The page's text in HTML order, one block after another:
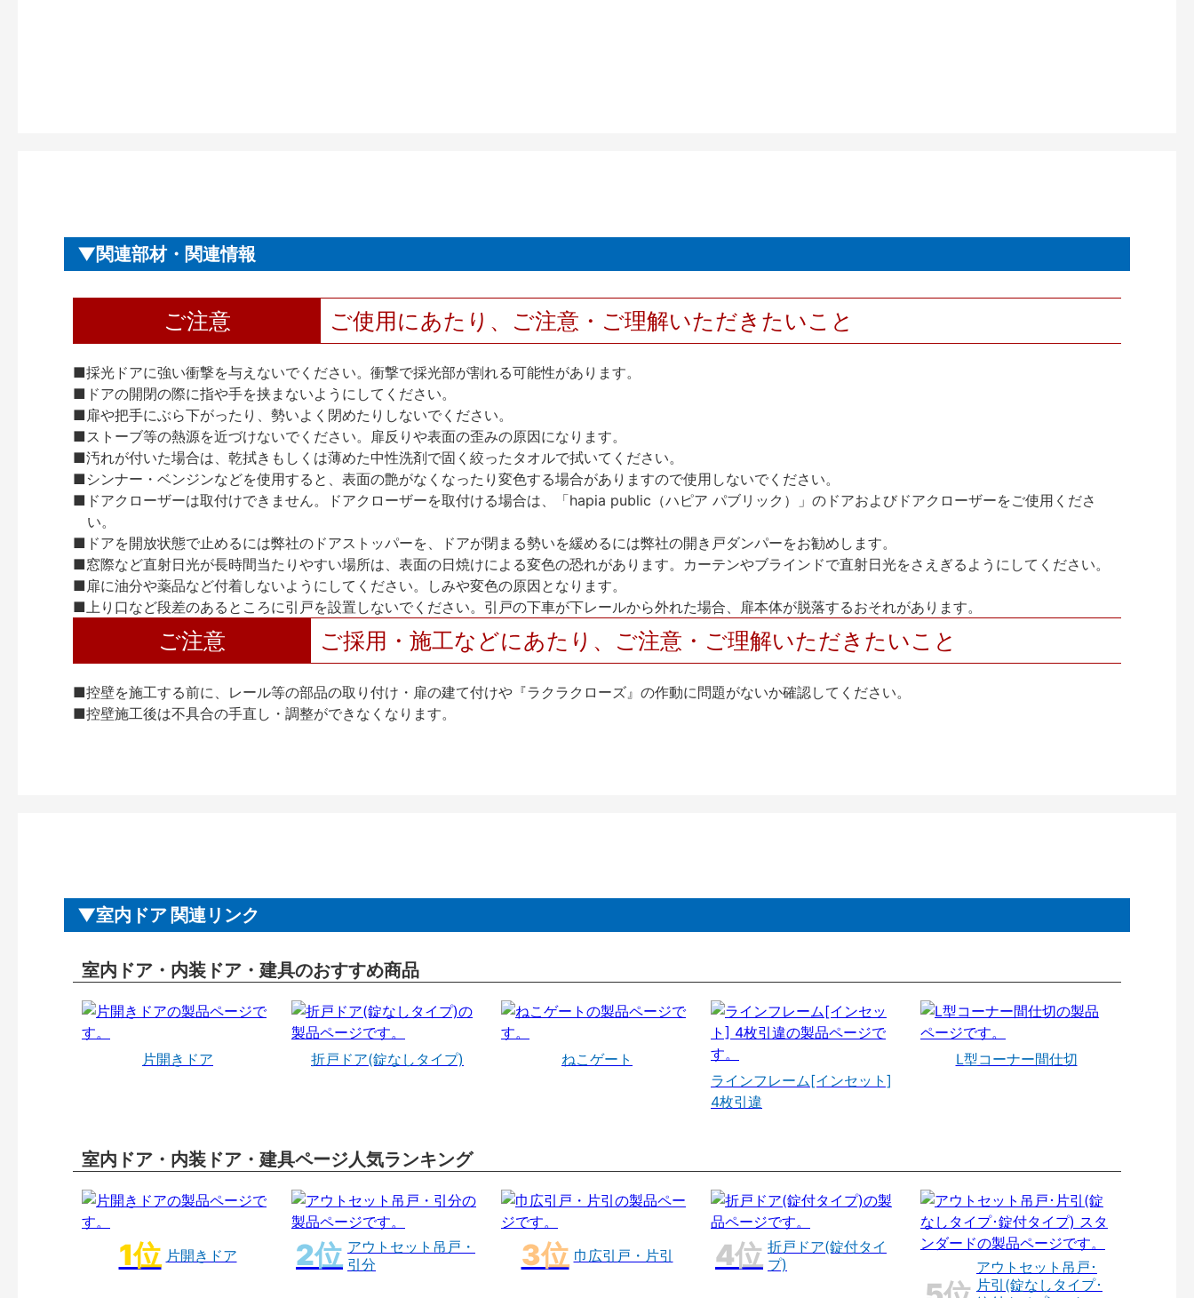
関連部材・関連情報
ご注意 ご使用にあたり、ご注意・ご理解いただきたいこと
■採光ドアに強い衝撃を与えないでください。衝撃で採光部が割れる可能性があります。
■ドアの開閉の際に指や手を挟まないようにしてください。
■扉や把手にぶら下がったり、勢いよく閉めたりしないでください。
■ストーブ等の熱源を近づけないでください。扉反りや表面の歪みの原因になります。
■汚れが付いた場合は、乾拭きもしくは薄めた中性洗剤で固く絞ったタオルで拭いてください。
■シンナー・ベンジンなどを使用すると、表面の艶がなくなったり変色する場合がありますので使用しないでください。
■ドアクローザーは取付けできません。ドアクローザーを取付ける場合は、「hapia public（ハピア パブリック）」のドアおよびドアクローザーをご使用くださ
い。
■ドアを開放状態で止めるには弊社のドアストッパーを、ドアが閉まる勢いを緩めるには弊社の開き戸ダンパーをお勧めします。
■窓際など直射日光が長時間当たりやすい場所は、表面の日焼けによる変色の恐れがあります。カーテンやブラインドで直射日光をさえぎるようにしてください。
■扉に油分や薬品など付着しないようにしてください。しみや変色の原因となります。
■上り口など段差のあるところに引戸を設置しないでください。引戸の下車が下レールから外れた場合、扉本体が脱落するおそれがあります。
ご注意 ご採用・施工などにあたり、ご注意・ご理解いただきたいこと
■控壁を施工する前に、レール等の部品の取り付け・扉の建て付けや『ラクラクローズ』の作動に問題がないか確認してください。
■控壁施工後は不具合の手直し・調整ができなくなります。
室内ドア 関連リンク
室内ドア・内装ドア・建具のおすすめ商品
片開きドア 折戸ドア(錠なしタイプ)
ねこゲート
ラインフレーム[インセット]
4枚引違
L型コーナー間仕切
室内ドア・内装ドア・建具ページ人気ランキング
片開きドア
アウトセット吊戸・
引分
巾広引戸・片引
折戸ドア(錠付タイ
プ)
アウトセット吊戸･
片引(錠なしタイプ･